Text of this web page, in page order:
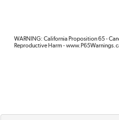
WARNING: California Proposition 65 -
Reproductive Harm -